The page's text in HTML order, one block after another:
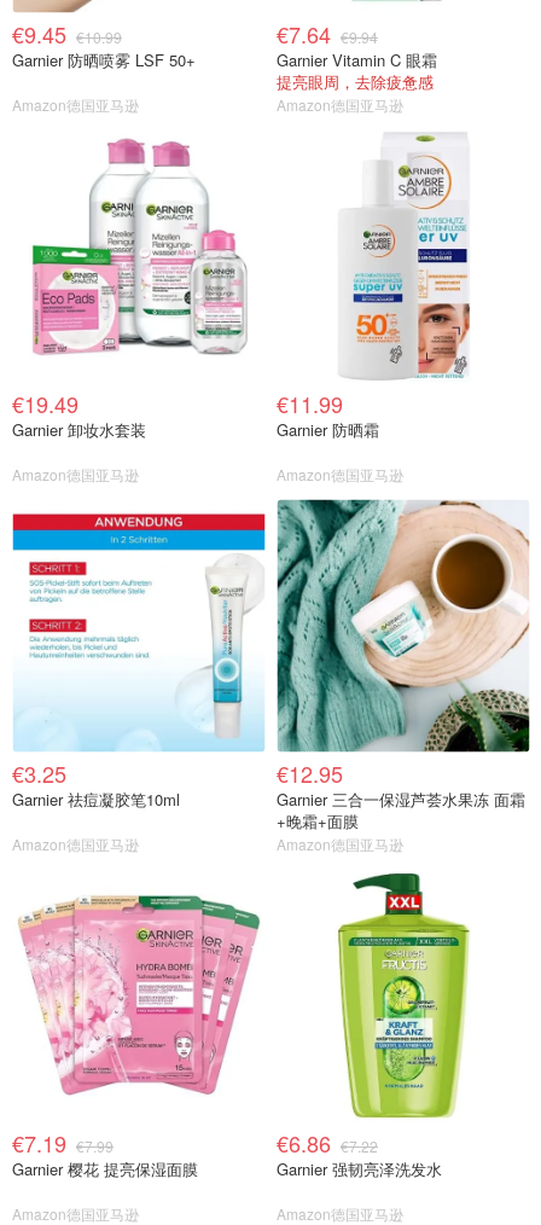
€9.45 €10.99
Garnier 防晒喷雾 LSF 50+
Amazon德国亚马逊
€7.64 €9.94
Garnier Vitamin C 眼霜
提亮眼周，去除疲惫感
Amazon德国亚马逊
€19.49
Garnier 卸妆水套装
Amazon德国亚马逊
€11.99
Garnier 防晒霜
Amazon德国亚马逊
€3.25
Garnier 祛痘凝胶笔10ml
Amazon德国亚马逊
€12.95
Garnier 三合一保湿芦荟水果冻 面霜
+晚霜+面膜
Amazon德国亚马逊
€7.19 €7.99
Garnier 樱花 提亮保湿面膜
Amazon德国亚马逊
€6.86 €7.22
Garnier 强韧亮泽洗发水
Amazon德国亚马逊